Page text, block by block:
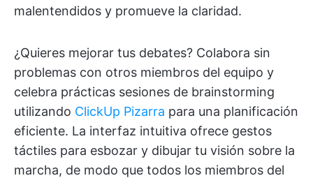
malentendidos y promueve la claridad.
¿Quieres mejorar tus debates? Colabora sin
problemas con otros miembros del equipo y
celebra prácticas sesiones de brainstorming
utilizando ClickUp Pizarra para una planificación
eficiente. La interfaz intuitiva ofrece gestos
táctiles para esbozar y dibujar tu visión sobre la
marcha, de modo que todos los miembros del